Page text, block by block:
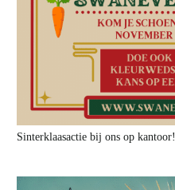
Sinterklaasactie bij ons op kantoor!